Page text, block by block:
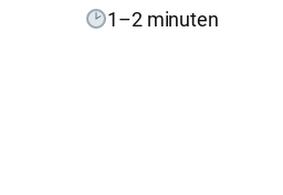
1–2 minuten